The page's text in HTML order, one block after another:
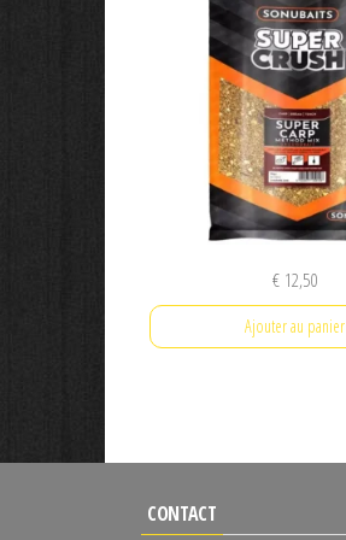
€ 12,50
Ajouter au panier
CONTACT